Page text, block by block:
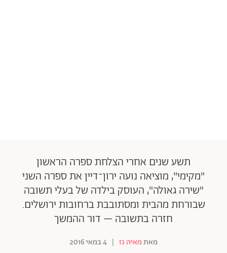
תשע שנים אחרי הצלחת ספרה הראשון
"מקימי", מוציאה נועה ירון־דיין את ספרה השני
"שירה גאולה", העוסק בילדה של בעלי תשובה
שבורחת מהבית ומסתובבת ברחובות ירושלים.
חזרה בתשובה – דור ההמשך
מאתמאיה גז | 4 במאי 2016